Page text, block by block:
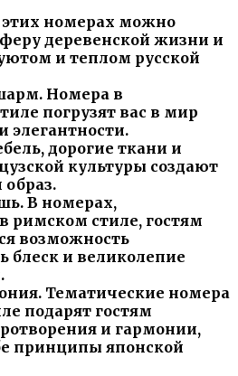
этих номерах можно
деревенской жизни и
и теплом русской
Номера в
погрузят вас в мир
элегантности.
дорогие ткани и
культуры создают
В номерах,
римском стиле, гостям
возможность
блеск и великолепие
Тематические номера
подарят гостям
и гармонии,
принципы японской